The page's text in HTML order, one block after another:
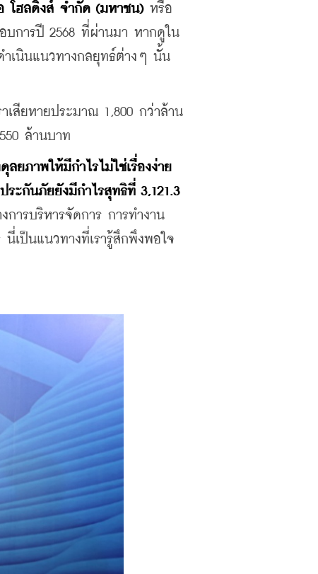
โฮลดิ้งส์ จำกัด (มหาชน) หรือ
การปี 2568 ที่ผ่านมา หากดูใน
ำเนินแนวทางกลยุทธ์ต่างๆ นั้น
สียหายประมาณ 1,800 กว่าล้าน
ล้านบาท
ยภาพให้มีกำไรไม่ใช่เรื่องง่าย
ะกันภัยยังมีกำไรสุทธิที่ 3,121.3
ารบริหารจัดการ การทำงาน
เป็นแนวทางที่เรารู้สึกพึงพอใจ